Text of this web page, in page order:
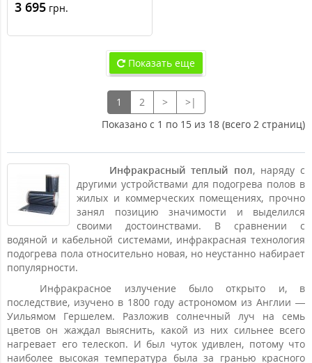
3 695 грн.
Показать еще
1 2 >
>|
Показано с 1 по 15 из 18 (всего 2 страниц)
Инфракрасный теплый пол, наряду с
другими устройствами для подогрева полов в
жилых и коммерческих помещениях, прочно
занял позицию значимости и выделился
своими достоинствами. В сравнении с
водяной и кабельной системами, инфракрасная технология
подогрева пола относительно новая, но неустанно набирает
популярности.
Инфракрасное излучение было открыто и, в
последствие, изучено в 1800 году астрономом из Англии —
Уильямом Гершелем. Разложив солнечный луч на семь
цветов он жаждал выяснить, какой из них сильнее всего
нагревает его телескоп. И был чуток удивлен, потому что
наиболее высокая температура была за гранью красного